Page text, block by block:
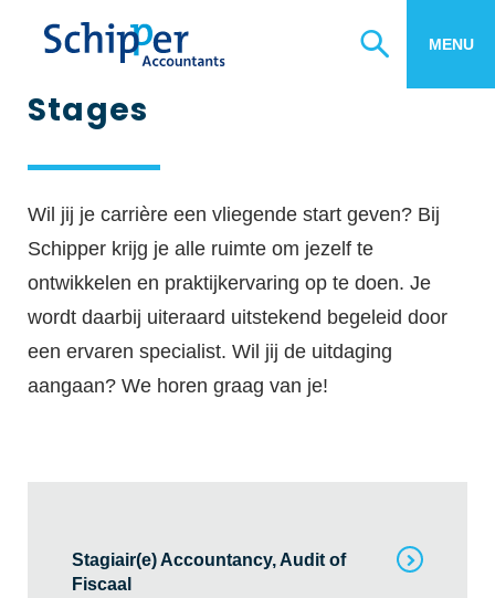
MENU
Inloggen online diensten
Inloggen kandidatenportal
Familiebedrijven
Zorg & welzijn
Direct naar:
Estate planning
Algemeen contact
Ma t/m vrij van 08.30 tot 17.00 uur.
Stages
Wil jij je carrière een vliegende start geven? Bij
Schipper krijg je alle ruimte om jezelf te
ontwikkelen en praktijkervaring op te doen. Je
wordt daarbij uiteraard uitstekend begeleid door
een ervaren specialist. Wil jij de uitdaging
aangaan? We horen graag van je!
Stagiair(e) Accountancy, Audit of
Fiscaal